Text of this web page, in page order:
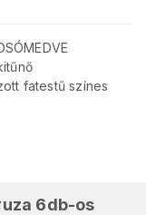
fatestű színes
6db-os